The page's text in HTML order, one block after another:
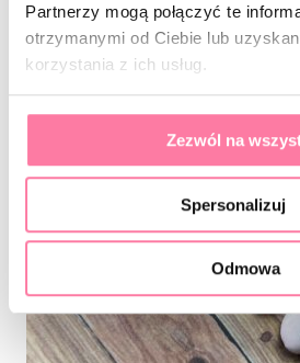
Partnerzy mogą połączyć te
otrzymanymi od Ciebie lub
korzystania z ich usług.
Zezwól na
Spersonalizuj
Odmowa